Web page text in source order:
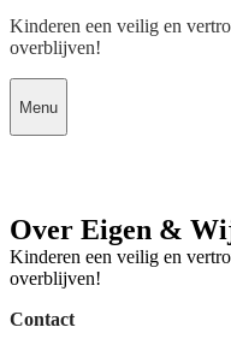
Kinderen een veilig en
overblijven!
Menu
Over Eigen &
Kinderen een veilig en
overblijven!
Contact